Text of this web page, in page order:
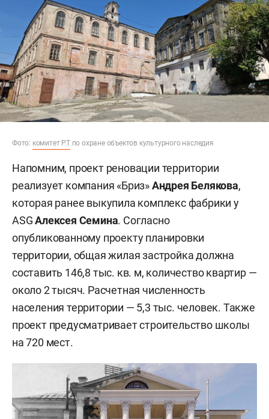
Фото: комитет РТпо охране объектов культурного наследия
Напомним, проект реновации территории
реализует компания «Бриз»Андрея Белякова,
которая ранее выкупила комплекс фабрики у
ASGАлексея Семина. Согласно
опубликованному проекту планировки
территории, общая жилая застройка должна
составить 146,8 тыс. кв. м, количество квартир —
около 2 тысяч. Расчетная численность
населения территории — 5,3 тыс. человек. Также
проект предусматривает строительство школы
на 720 мест.